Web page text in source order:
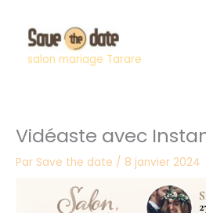
contenu
salon mariage Tarare
Vidéaste avec
Par Save the date / 8 janvier 2024